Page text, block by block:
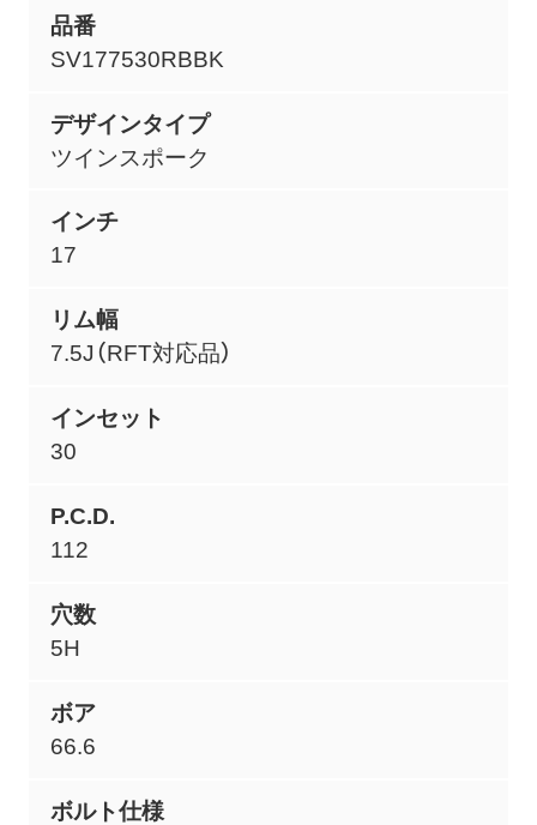
品番
SV177530RBBK
デザインタイプ
ツインスポーク
インチ
17
リム幅
7.5J（RFT対応品）
インセット
30
P.C.D.
112
穴数
5H
ボア
66.6
ボルト仕様